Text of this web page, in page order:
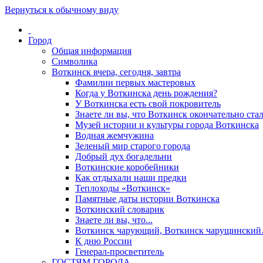
Вернуться к обычному виду
Город
Общая информация
Символика
Воткинск вчера, сегодня, завтра
Фамилии первых мастеровых
Когда у Воткинска день рождения?
У Воткинска есть свой покровитель
Знаете ли вы, что Воткинск окончательно
Музей истории и культуры города Воткинска
Водная жемчужина
Зеленый мир старого города
Добрый дух богадельни
Воткинские коробейники
Как отдыхали наши предки
Теплоходы «Воткинск»
Памятные даты истории Воткинска
Воткинский словарик
Знаете ли вы, что...
Воткинск чарующий, Воткинск
К дню России
Генерал-просветитель